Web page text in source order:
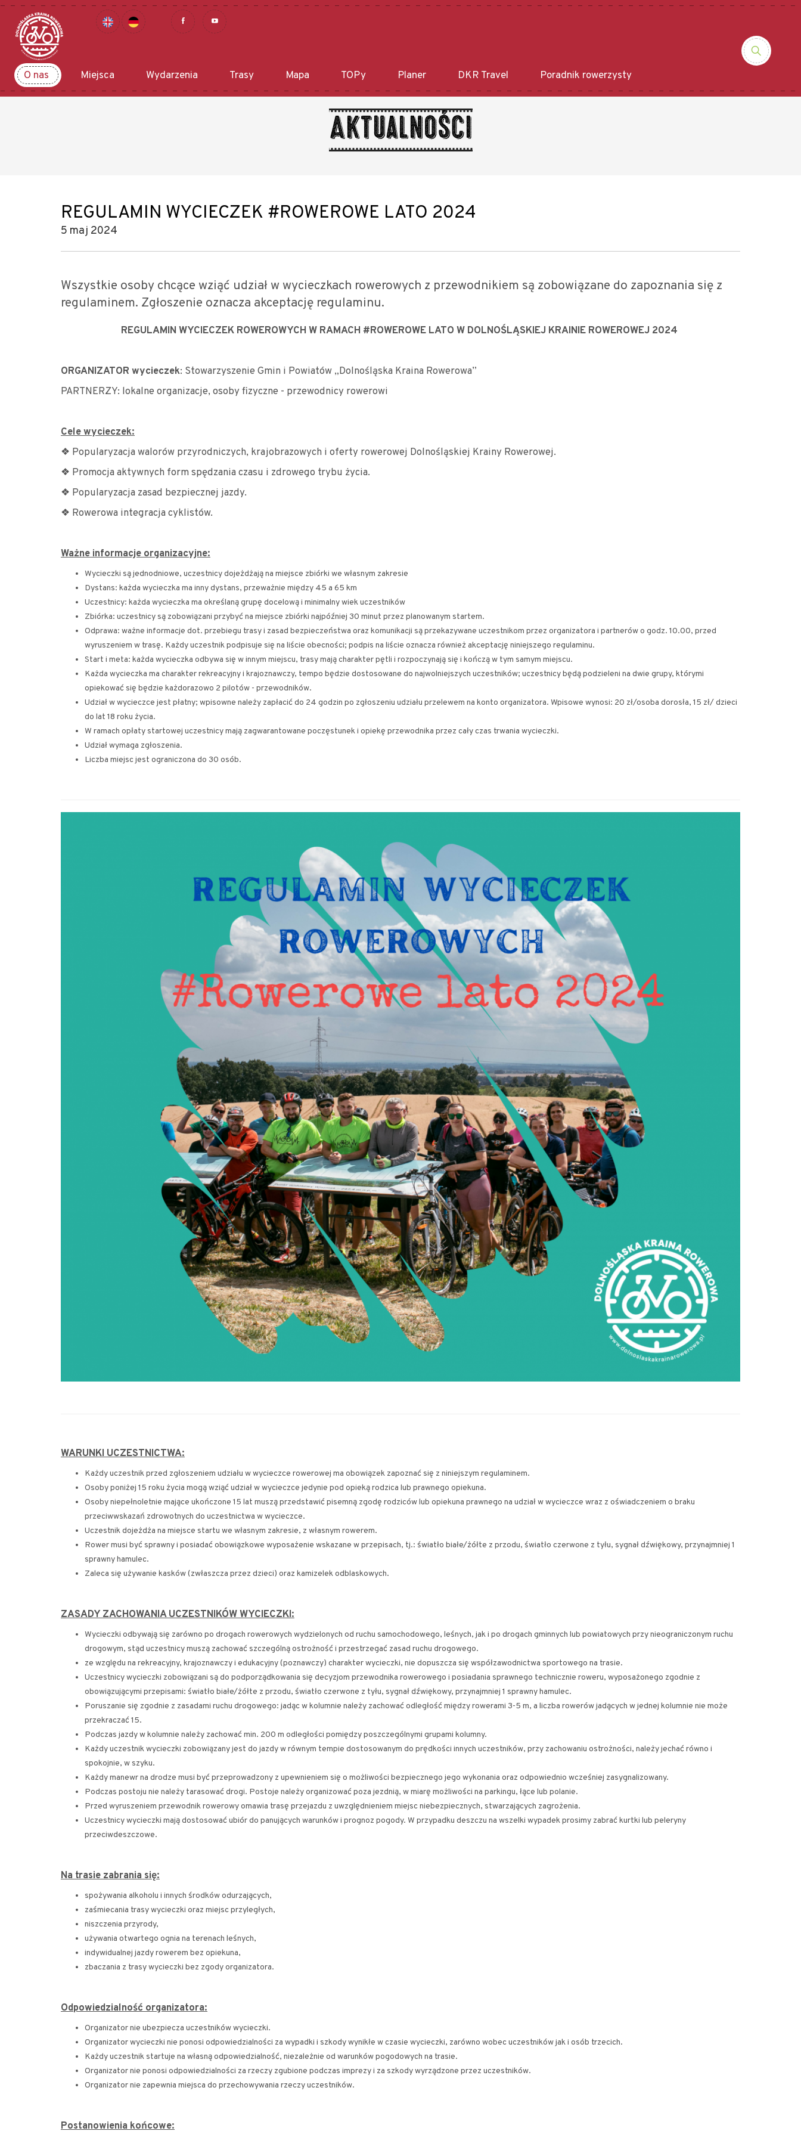
O nas Miejsca Wydarzenia Trasy Mapa TOPy Planer DKR Travel Poradnik rowerzysty
Aktualności
REGULAMIN WYCIECZEK #ROWEROWE LATO 2024
5 maj 2024
Wszystkie osoby chcące wziąć udział w wycieczkach rowerowych z przewodnikiem są zobowiązane do zapoznania się z
regulaminem. Zgłoszenie oznacza akceptację regulaminu.
REGULAMIN WYCIECZEK ROWEROWYCH W RAMACH #ROWEROWE LATO W DOLNOŚLĄSKIEJ KRAINIE ROWEROWEJ 2024
ORGANIZATOR wycieczek: Stowarzyszenie Gmin i Powiatów „Dolnośląska Kraina Rowerowa”
PARTNERZY: lokalne organizacje, osoby fizyczne - przewodnicy rowerowi
Cele wycieczek:
❖ Popularyzacja walorów przyrodniczych, krajobrazowych i oferty rowerowej Dolnośląskiej Krainy Rowerowej.
❖ Promocja aktywnych form spędzania czasu i zdrowego trybu życia.
❖ Popularyzacja zasad bezpiecznej jazdy.
❖ Rowerowa integracja cyklistów.
Ważne informacje organizacyjne:
Wycieczki są jednodniowe, uczestnicy dojeżdżają na miejsce zbiórki we własnym zakresie
Dystans: każda wycieczka ma inny dystans, przeważnie między 45 a 65 km
Uczestnicy: każda wycieczka ma określaną grupę docelową i minimalny wiek uczestników
Zbiórka: uczestnicy są zobowiązani przybyć na miejsce zbiórki najpóźniej 30 minut przez planowanym startem.
Odprawa: ważne informacje dot. przebiegu trasy i zasad bezpieczeństwa oraz komunikacji są przekazywane uczestnikom przez organizatora i partnerów o godz. 10.00, przed
wyruszeniem w trasę. Każdy uczestnik podpisuje się na liście obecności; podpis na liście oznacza również akceptację niniejszego regulaminu.
Start i meta: każda wycieczka odbywa się w innym miejscu, trasy mają charakter pętli i rozpoczynają się i kończą w tym samym miejscu.
Każda wycieczka ma charakter rekreacyjny i krajoznawczy, tempo będzie dostosowane do najwolniejszych uczestników; uczestnicy będą podzieleni na dwie grupy, którymi
opiekować się będzie każdorazowo 2 pilotów - przewodników.
Udział w wycieczce jest płatny; wpisowne należy zapłacić do 24 godzin po zgłoszeniu udziału przelewem na konto organizatora. Wpisowe wynosi: 20 zł/osoba dorosła, 15 zł/ dzieci
do lat 18 roku życia.
W ramach opłaty startowej uczestnicy mają zagwarantowane poczęstunek i opiekę przewodnika przez cały czas trwania wycieczki.
Udział wymaga zgłoszenia.
Liczba miejsc jest ograniczona do 30 osób.
WARUNKI UCZESTNICTWA:
Każdy uczestnik przed zgłoszeniem udziału w wycieczce rowerowej ma obowiązek zapoznać się z niniejszym regulaminem.
Osoby poniżej 15 roku życia mogą wziąć udział w wycieczce jedynie pod opieką rodzica lub prawnego opiekuna.
Osoby niepełnoletnie mające ukończone 15 lat muszą przedstawić pisemną zgodę rodziców lub opiekuna prawnego na udział w wycieczce wraz z oświadczeniem o braku
przeciwwskazań zdrowotnych do uczestnictwa w wycieczce.
Uczestnik dojeżdża na miejsce startu we własnym zakresie, z własnym rowerem.
Rower musi być sprawny i posiadać obowiązkowe wyposażenie wskazane w przepisach, tj.: światło białe/żółte z przodu, światło czerwone z tyłu, sygnał dźwiękowy, przynajmniej 1
sprawny hamulec.
Zaleca się używanie kasków (zwłaszcza przez dzieci) oraz kamizelek odblaskowych.
ZASADY ZACHOWANIA UCZESTNIKÓW WYCIECZKI:
Wycieczki odbywają się zarówno po drogach rowerowych wydzielonych od ruchu samochodowego, leśnych, jak i po drogach gminnych lub powiatowych przy nieograniczonym ruchu
drogowym, stąd uczestnicy muszą zachować szczególną ostrożność i przestrzegać zasad ruchu drogowego.
ze względu na rekreacyjny, krajoznawczy i edukacyjny (poznawczy) charakter wycieczki, nie dopuszcza się współzawodnictwa sportowego na trasie.
Uczestnicy wycieczki zobowiązani są do podporządkowania się decyzjom przewodnika rowerowego i posiadania sprawnego technicznie roweru, wyposażonego zgodnie z
obowiązującymi przepisami: światło białe/żółte z przodu, światło czerwone z tyłu, sygnał dźwiękowy, przynajmniej 1 sprawny hamulec.
Poruszanie się zgodnie z zasadami ruchu drogowego: jadąc w kolumnie należy zachować odległość między rowerami 3-5 m, a liczba rowerów jadących w jednej kolumnie nie może
przekraczać 15.
Podczas jazdy w kolumnie należy zachować min. 200 m odległości pomiędzy poszczególnymi grupami kolumny.
Każdy uczestnik wycieczki zobowiązany jest do jazdy w równym tempie dostosowanym do prędkości innych uczestników, przy zachowaniu ostrożności, należy jechać równo i
spokojnie, w szyku.
Każdy manewr na drodze musi być przeprowadzony z upewnieniem się o możliwości bezpiecznego jego wykonania oraz odpowiednio wcześniej zasygnalizowany.
Podczas postoju nie należy tarasować drogi. Postoje należy organizować poza jezdnią, w miarę możliwości na parkingu, łące lub polanie.
Przed wyruszeniem przewodnik rowerowy omawia trasę przejazdu z uwzględnieniem miejsc niebezpiecznych, stwarzających zagrożenia.
Uczestnicy wycieczki mają dostosować ubiór do panujących warunków i prognoz pogody. W przypadku deszczu na wszelki wypadek prosimy zabrać kurtki lub peleryny
przeciwdeszczowe.
Na trasie zabrania się:
spożywania alkoholu i innych środków odurzających,
zaśmiecania trasy wycieczki oraz miejsc przyległych,
niszczenia przyrody,
używania otwartego ognia na terenach leśnych,
indywidualnej jazdy rowerem bez opiekuna,
zbaczania z trasy wycieczki bez zgody organizatora.
Odpowiedzialność organizatora:
Organizator nie ubezpiecza uczestników wycieczki.
Organizator wycieczki nie ponosi odpowiedzialności za wypadki i szkody wynikłe w czasie wycieczki, zarówno wobec uczestników jak i osób trzecich.
Każdy uczestnik startuje na własną odpowiedzialność, niezależnie od warunków pogodowych na trasie.
Organizator nie ponosi odpowiedzialności za rzeczy zgubione podczas imprezy i za szkody wyrządzone przez uczestników.
Organizator nie zapewnia miejsca do przechowywania rzeczy uczestników.
Postanowienia końcowe: